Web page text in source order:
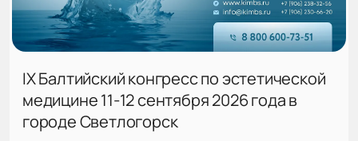
IX Балтийский конгресс по эстетической
медицине 11-12 сентября 2026 года в
городе Светлогорск